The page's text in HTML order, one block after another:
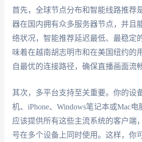
首先，全球节点分布和智能线路推荐
器在国内拥有众多服务器节点，并且
络状况，智能推荐延迟最低、最稳定
味着在越南胡志明市和在美国纽约的
自最优的连接路径，确保直播画面流
其次，多平台支持至关重要。你的设
机、iPhone、Windows笔记本或Mac
应该提供所有这些主流系统的客户端
号在多个设备上同时使用。这样，你